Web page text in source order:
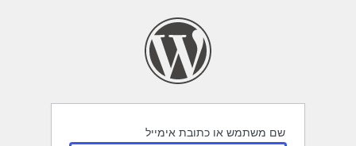
שם משתמש או כתובת אימייל